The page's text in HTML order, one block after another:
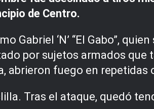
de Centro.
Gabriel ‘N’ “El Gabo”,
por sujetos armados
abrieron fuego en repetidas
Tras el ataque, quedó